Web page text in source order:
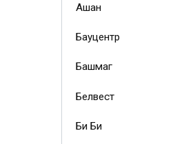
Ашан
Бауцентр
Башмаг
Белвест
Би Би